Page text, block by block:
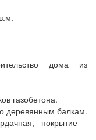
дома из
газобетона.
деревянным балкам.
покрытие -